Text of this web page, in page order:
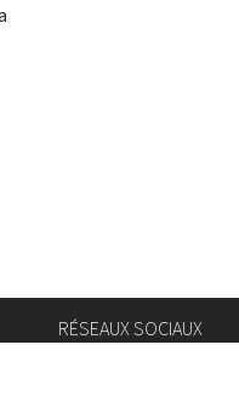
RÉSEAUX SOCIAUX